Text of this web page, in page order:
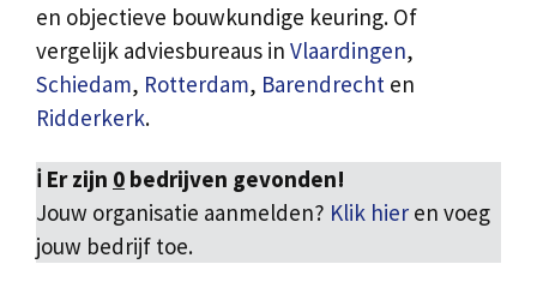
en objectieve bouwkundige keuring. Of
vergelijk adviesbureaus in Vlaardingen,
Schiedam, Rotterdam, Barendrecht en
Ridderkerk.
ℹ️ Er zijn 0 bedrijven gevonden!
Jouw organisatie aanmelden? Klik hier en voeg
jouw bedrijf toe.